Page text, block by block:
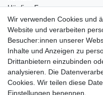
Häufige Fragen
Zahlungsmöglichkeiten
Versandbedingungen
Widerrufsrecht
Vertrag widerrufen
Über uns und unsere
Wir verwenden Cookies und
Website und verarbeiten
Besucher:innen unserer
Inhalte und Anzeigen zu
Drittanbietern einzubinden
analysieren. Die
Cookies. Wir teilen diese
Einstellungen benennen.